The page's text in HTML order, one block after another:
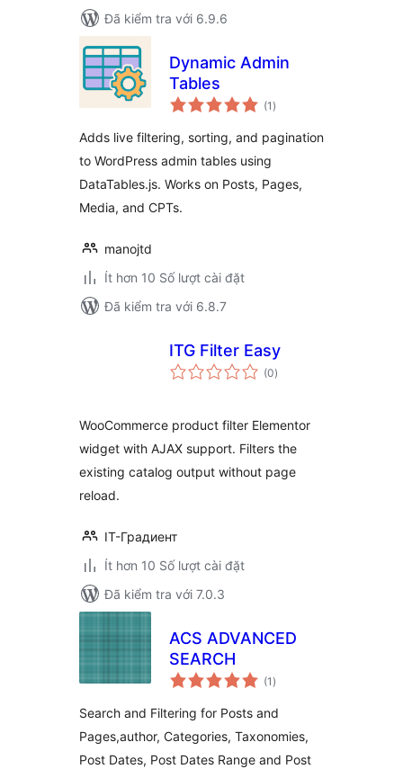
Đã kiểm tra với 6.9.6
Dynamic Admin
Tables
(1 tổng
đánh
)
Adds live filtering, sorting, and pagination
to WordPress admin tables using
DataTables.js. Works on Posts, Pages,
Media, and CPTs.
manojtd
Ít hơn 10 Số lượt cài đặt
Đã kiểm tra với 6.8.7
ITG Filter Easy
(0tổng
đánh
)
WooCommerce product filter Elementor
widget with AJAX support. Filters the
existing catalog output without page
reload.
IT-Градиент
Ít hơn 10 Số lượt cài đặt
Đã kiểm tra với 7.0.3
ACS ADVANCED
SEARCH
(1 tổng
đánh
)
Search and Filtering for Posts and
Pages,author, Categories, Taxonomies,
Post Dates, Post Dates Range and Post